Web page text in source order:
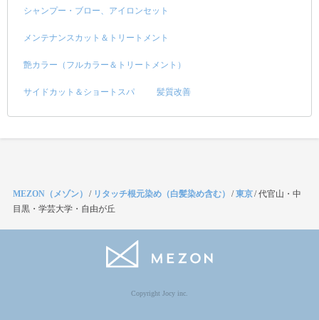
シャンプー・ブロー、アイロンセット
メンテナンスカット＆トリートメント
艶カラー（フルカラー＆トリートメント）
サイドカット＆ショートスパ 髪質改善
MEZON（メゾン） / リタッチ根元染め（白髪染め含む） /東京/代官山・中
目黒・学芸大学・自由が丘
Copyright Jocy inc.